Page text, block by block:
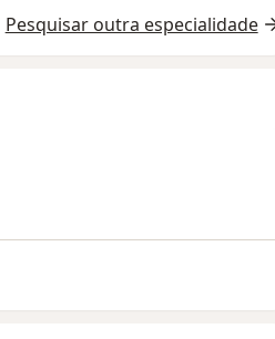
Pesquisar outra especialidade